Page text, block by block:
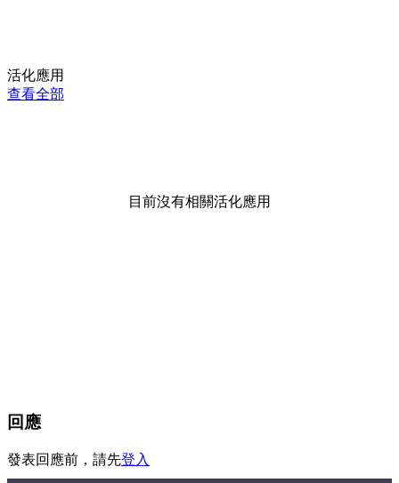
活化應用
查看全部
目前沒有相關活化應用
回應
發表回應前，請先登入